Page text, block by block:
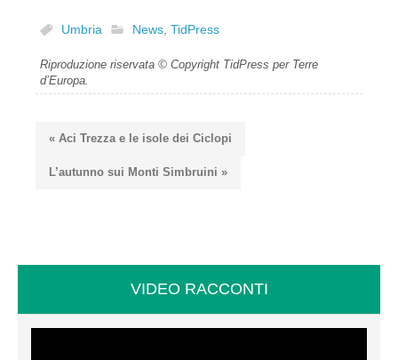
Umbria News, TidPress
Riproduzione riservata © Copyright TidPress per Terre
d’Europa.
« Aci Trezza e le isole dei Ciclopi
L’autunno sui Monti Simbruini »
VIDEO RACCONTI